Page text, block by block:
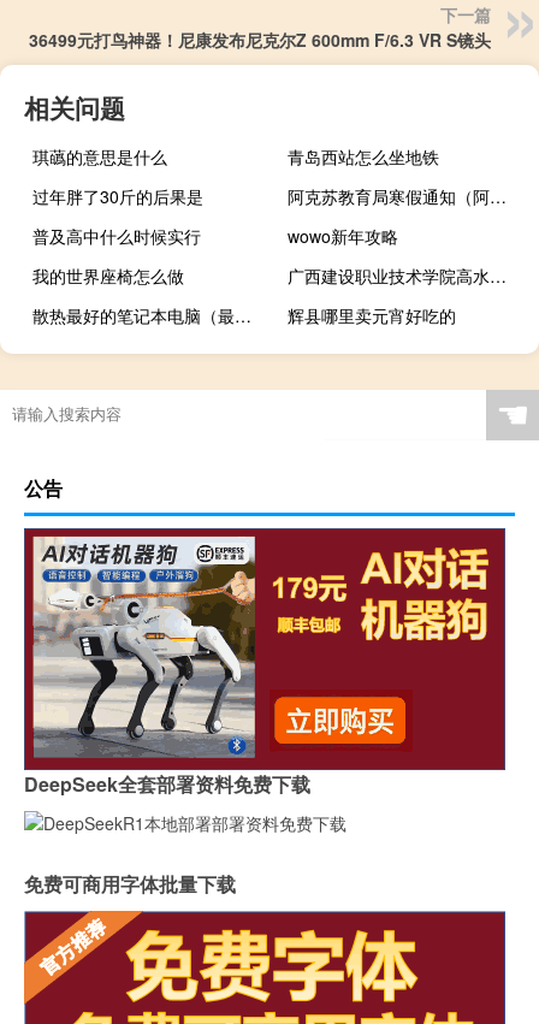
下一篇
36499元打鸟神器！尼康发布尼克尔Z 600mm F/6.3 VR S镜头
相关问题
琪蘤的意思是什么
青岛西站怎么坐地铁
过年胖了30斤的后果是
阿克苏教育局寒假通知（阿克苏教育局）
普及高中什么时候实行
wowo新年攻略
我的世界座椅怎么做
广西建设职业技术学院高水平专业群名单
散热最好的笔记本电脑（最好的笔记本电脑）
辉县哪里卖元宵好吃的
☚
公告
DeepSeek全套部署资料免费下载
免费可商用字体批量下载